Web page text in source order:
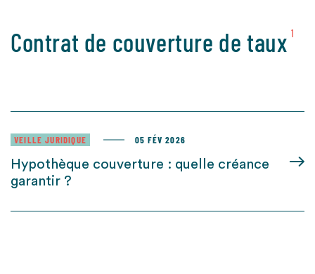
Contrat de couverture de taux 1
VEILLE JURIDIQUE 05 FÉV 2026
Hypothèque couverture : quelle créance
garantir ?